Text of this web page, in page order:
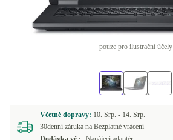
pouze pro ilustrační účely
Včetně dopravy: 10. Srp. - 14. Srp.
30denní záruka na Bezplatné vrácení